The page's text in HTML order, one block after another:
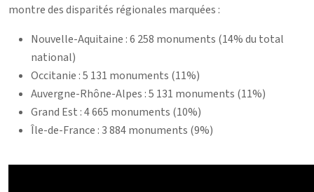
montre des disparités régionales marquées :
Nouvelle-Aquitaine : 6 258 monuments (14% du total
national)
Occitanie : 5 131 monuments (11%)
Auvergne-Rhône-Alpes : 5 131 monuments (11%)
Grand Est : 4 665 monuments (10%)
Île-de-France : 3 884 monuments (9%)